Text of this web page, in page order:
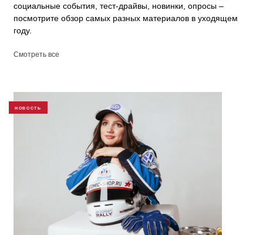
социальные события, тест-драйвы, новинки, опросы –
посмотрите обзор самых разных материалов в уходящем
году.
Смотреть все
НОВОСТЬ